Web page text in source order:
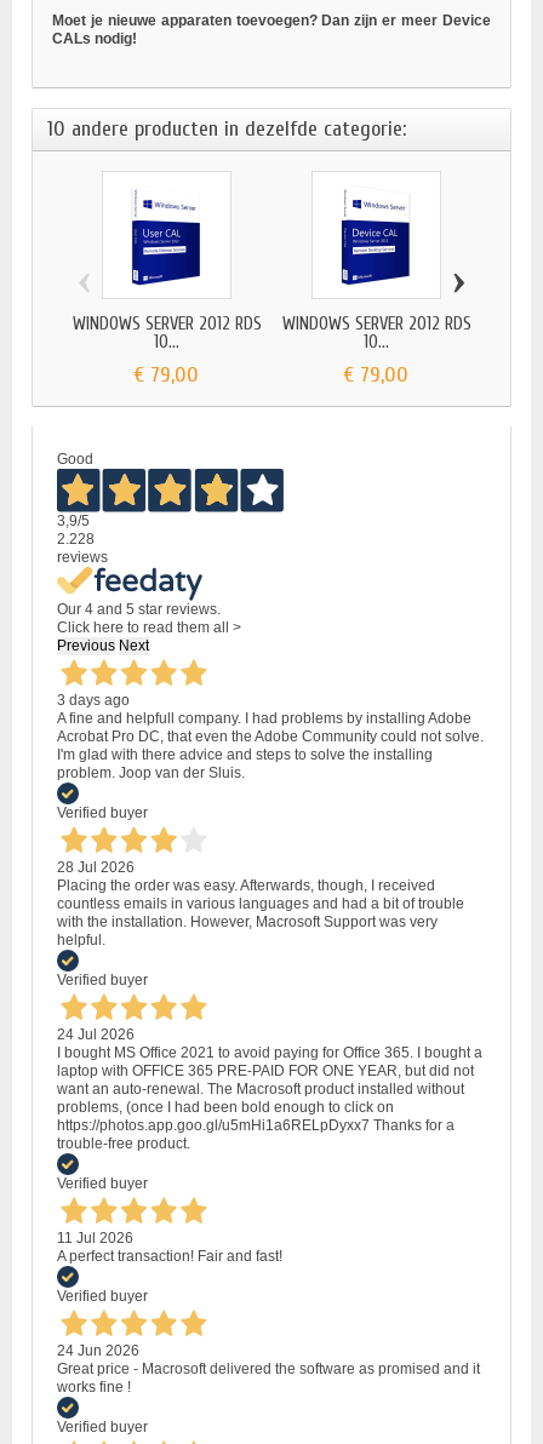
Moet je nieuwe apparaten toevoegen? Dan zijn er meer Device
CALs nodig!
10 andere producten in dezelfde categorie:
WINDOWS SERVER 2012 RDS
10...
€ 79,00
WINDOWS SERVER 2012 RDS
10...
€ 79,00
‹ ›
Good
3,9/5
2.228
reviews
Our 4 and 5 star reviews.
Click here to read them all >
Previous Next
3 days ago
A fine and helpfull company. I had problems by installing Adobe
Acrobat Pro DC, that even the Adobe Community could not solve.
I'm glad with there advice and steps to solve the installing
problem. Joop van der Sluis.
Verified buyer
28 Jul 2026
Placing the order was easy. Afterwards, though, I received
countless emails in various languages and had a bit of trouble
with the installation. However, Macrosoft Support was very
helpful.
Verified buyer
24 Jul 2026
I bought MS Office 2021 to avoid paying for Office 365. I bought a
laptop with OFFICE 365 PRE-PAID FOR ONE YEAR, but did not
want an auto-renewal. The Macrosoft product installed without
problems, (once I had been bold enough to click on
https://photos.app.goo.gl/u5mHi1a6RELpDyxx7 Thanks for a
trouble-free product.
Verified buyer
11 Jul 2026
A perfect transaction! Fair and fast!
Verified buyer
24 Jun 2026
Great price - Macrosoft delivered the software as promised and it
works fine !
Verified buyer